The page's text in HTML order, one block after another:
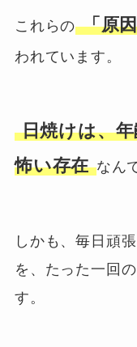
これらの 「原
われています。
日焼けは、
怖い存在 なん
しかも、毎日頑
を、たった一回
す。